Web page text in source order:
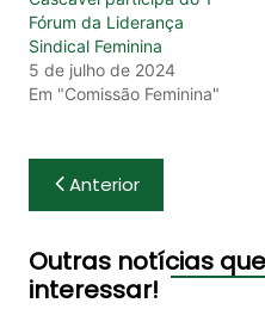
Fórum da Liderança
Sindical Feminina
5 de julho de 2024
Em "Comissão Feminina"
Navegação
de
Post
Anterior
Outras notícias
interessar!